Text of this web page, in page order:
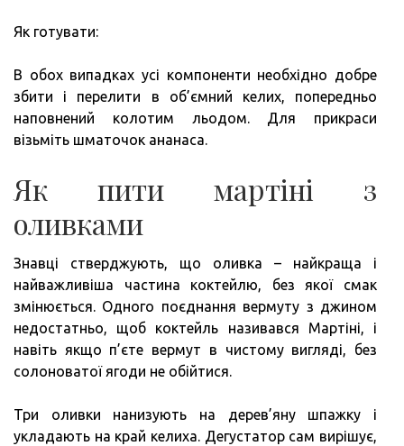
Як готувати:
В обох випадках усі компоненти необхідно добре
збити і перелити в об’ємний келих, попередньо
наповнений колотим льодом. Для прикраси
візьміть шматочок ананаса.
Як пити мартіні з
оливками
Знавці стверджують, що оливка – найкраща і
найважливіша частина коктейлю, без якої смак
змінюється. Одного поєднання вермуту з джином
недостатньо, щоб коктейль називався Мартіні, і
навіть якщо п’єте вермут в чистому вигляді, без
солоноватої ягоди не обійтися.
Три оливки нанизують на дерев’яну шпажку і
укладають на край келиха. Дегустатор сам вирішує,